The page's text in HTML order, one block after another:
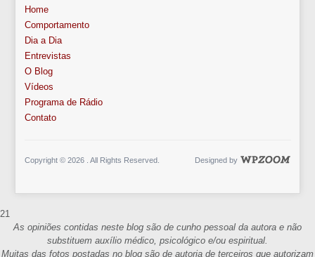
Home
Comportamento
Dia a Dia
Entrevistas
O Blog
Vídeos
Programa de Rádio
Contato
Copyright © 2026 . All Rights Reserved. Designed by
21
As opiniões contidas neste blog são de cunho pessoal da autora e não
substituem auxílio médico, psicológico e/ou espiritual.
Muitas das fotos postadas no blog são de autoria de terceiros que autorizam